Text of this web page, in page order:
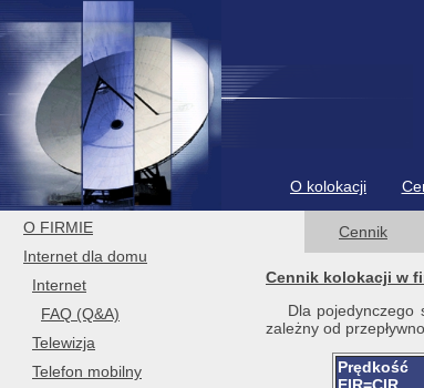
O kolokacji
O FIRMIE
Internet dla domu
Internet
FAQ (Q&A)
Telewizja
Telefon mobilny
Cennik
Cennik kolokacji w
Dla pojedynczego
zależny od
Prędkość